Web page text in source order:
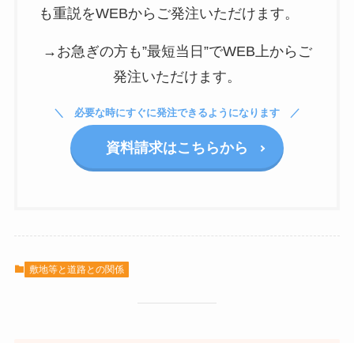
も重説をWEBからご発注いただけます。
→お急ぎの方も”最短当日”でWEB上からご
発注いただけます。
必要な時にすぐに発注できるようになります
資料請求はこちらから
敷地等と道路との関係